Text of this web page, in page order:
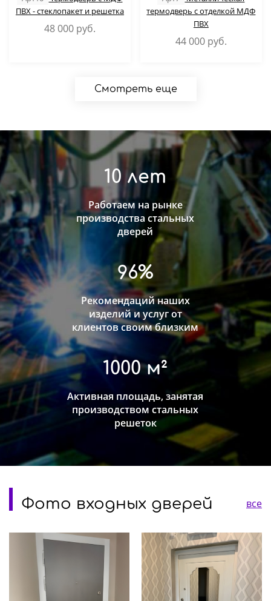
ПВХ - стеклопакет и решетка
48 000 руб.
термодверь с отделкой МДФ
ПВХ
44 000 руб.
Смотреть еще
10 лет
Работаем на рынке
производства стальных
дверей
96%
Рекомендаций наших
изделий и услуг от
клиентов своим близким
1000 м²
Активная площадь, занятая
производством стальных
решеток
Фото входных дверей все